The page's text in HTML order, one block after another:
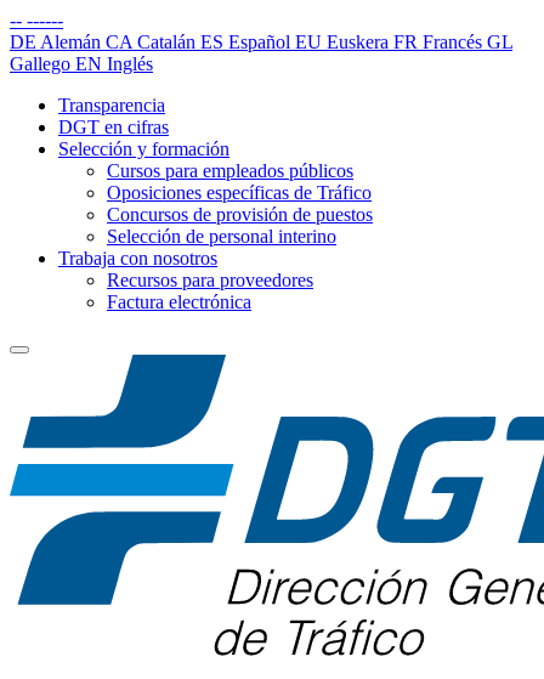
-- ------
DE Alemán CA Catalán ES Español EU Euskera FR Francés GL
Gallego EN Inglés
Transparencia
DGT en cifras
Selección y formación
Cursos para empleados públicos
Oposiciones específicas de Tráfico
Concursos de provisión de puestos
Selección de personal interino
Trabaja con nosotros
Recursos para proveedores
Factura electrónica